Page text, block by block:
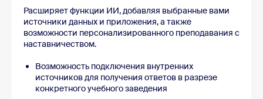
Расширяет функции ИИ, добавляя выбранные вами
источники данных и приложения, а также
возможности персонализированного преподавания с
наставничеством.
Возможность подключения внутренних
источников для получения ответов в разрезе
конкретного учебного заведения